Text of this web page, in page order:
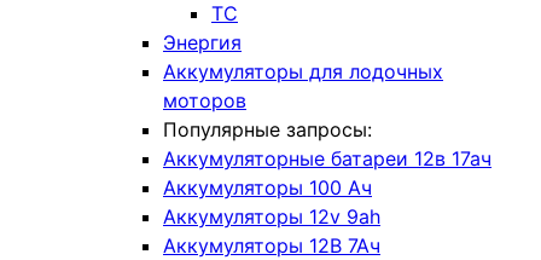
ТС
Энергия
Аккумуляторы для лодочных
моторов
Популярные запросы:
Аккумуляторные батареи 12в 17ач
Аккумуляторы 100 Ач
Аккумуляторы 12v 9ah
Аккумуляторы 12В 7Ач